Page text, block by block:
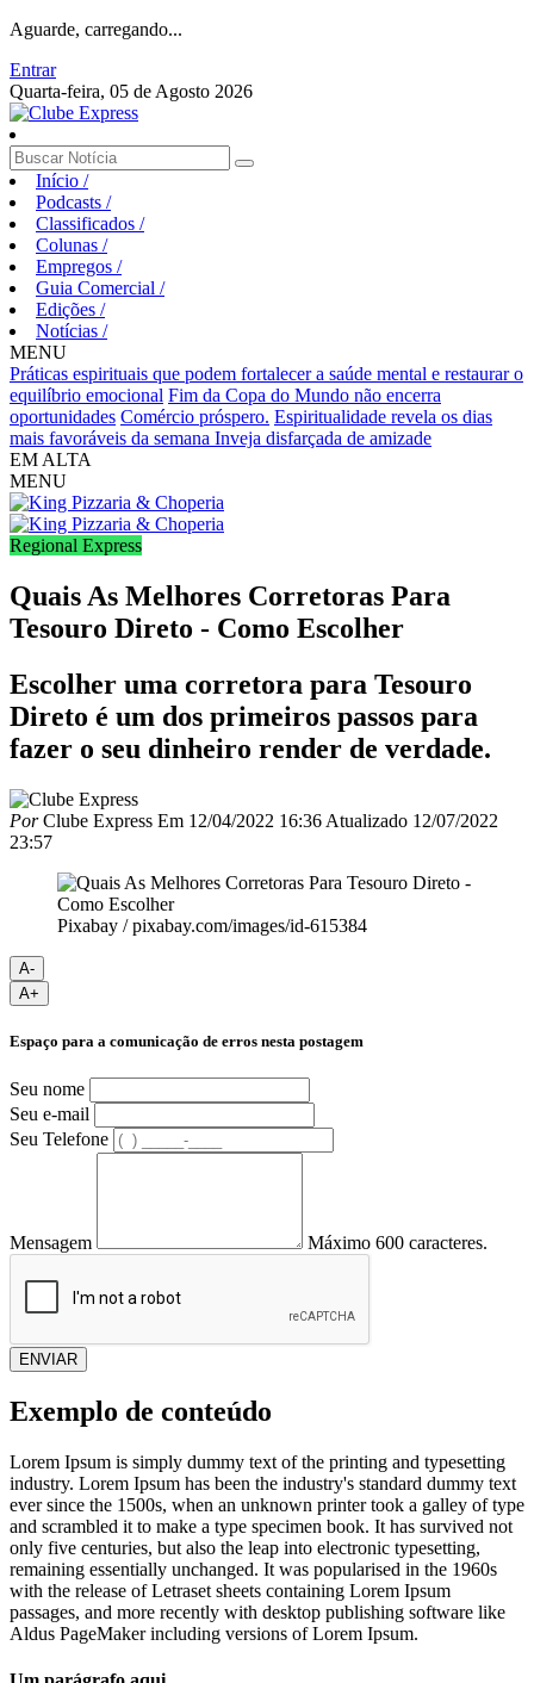
Aguarde, carregando...
Entrar
Quarta-feira, 05 de Agosto 2026
Início /
Podcasts /
Classificados /
Colunas /
Empregos /
Guia Comercial /
Edições /
Notícias /
MENU
Práticas espirituais que podem fortalecer a saúde mental e restaurar o
equilíbrio emocional Fim da Copa do Mundo não encerra
oportunidades Comércio próspero. Espiritualidade revela os dias
mais favoráveis da semana Inveja disfarçada de amizade
EM ALTA
MENU
Regional Express
Quais As Melhores Corretoras Para
Tesouro Direto - Como Escolher
Escolher uma corretora para Tesouro
Direto é um dos primeiros passos para
fazer o seu dinheiro render de verdade.
PorClube Express Em 12/04/2022 16:36 Atualizado 12/07/2022
23:57
Pixabay / pixabay.com/images/id-615384
A-
A+
Espaço para a comunicação de erros nesta postagem
Seu nome
Seu e-mail
Seu Telefone
Mensagem Máximo 600 caracteres.
ENVIAR
Exemplo de conteúdo
Lorem Ipsum is simply dummy text of the printing and typesetting
industry. Lorem Ipsum has been the industry's standard dummy text
ever since the 1500s, when an unknown printer took a galley of type
and scrambled it to make a type specimen book. It has survived not
only five centuries, but also the leap into electronic typesetting,
remaining essentially unchanged. It was popularised in the 1960s
with the release of Letraset sheets containing Lorem Ipsum
passages, and more recently with desktop publishing software like
Aldus PageMaker including versions of Lorem Ipsum.